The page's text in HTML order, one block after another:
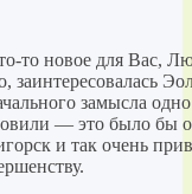
то новое для Вас,
заинтересовалась
замысла
— это было бы
и так очень